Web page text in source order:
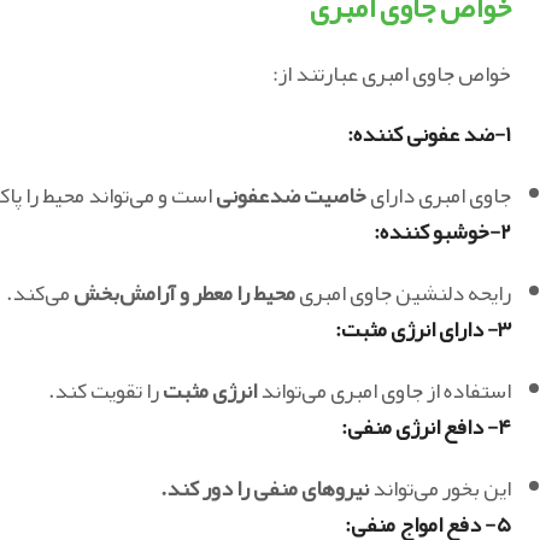
خواص جاوی امبری عبارتند از:
۱-ضد عفونی کننده:
جاوی امبری دارایخاصیت ضدعفونیاست و می‌تواند محیط را
۲-خوشبو کننده:
رایحه دلنشین جاوی امبریمحیط را معطر و آرامش‌بخشمی‌کند.
۳- دارای انرژی مثبت:
استفاده از جاوی امبری می‌تواندانرژی مثبترا تقویت کند.
۴- دافع انرژی منفی:
این بخور می‌تواندنیروهای منفی را دور کند.
۵- دفع امواج منفی: